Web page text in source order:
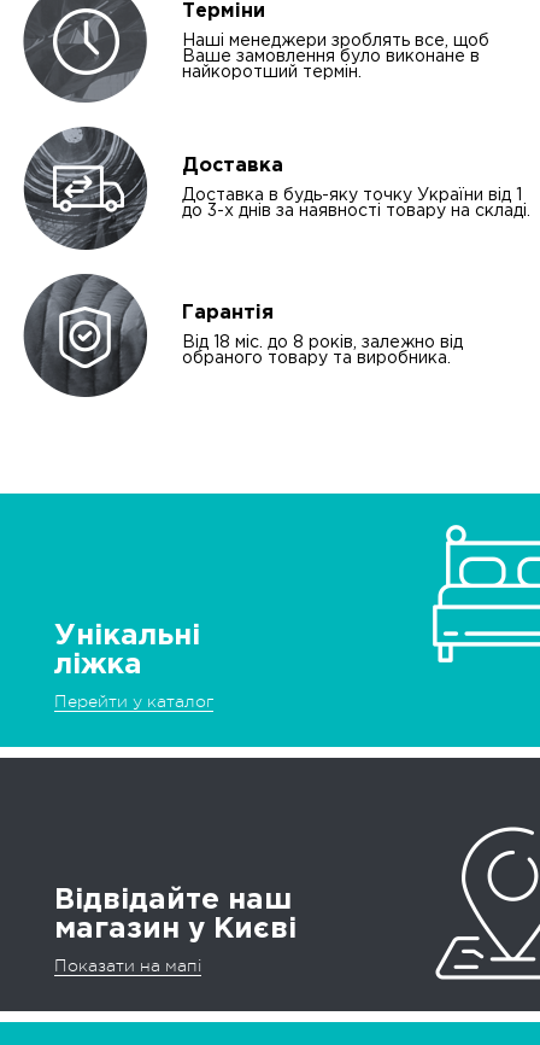
Терміни
Наші менеджери зроблять все, щоб
Ваше замовлення було виконане в
найкоротший термін.
Доставка
Доставка в будь-яку точку України від 1
до 3-х днів за наявності товару на складі.
Гарантія
Від 18 міс. до 8 років, залежно від
обраного товару та виробника.
Унікальні
ліжка
Перейти у каталог
Відвідайте наш
магазин у Києві
Показати на мапі